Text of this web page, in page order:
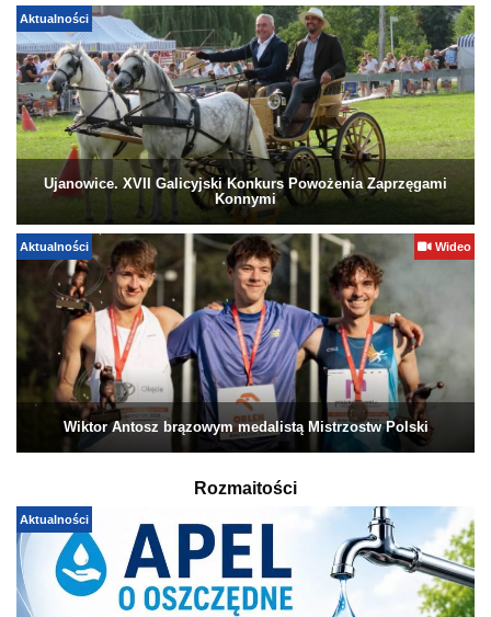
Aktualności
Ujanowice. XVII Galicyjski Konkurs Powożenia Zaprzęgami
Konnymi
Aktualności Wideo
Wiktor Antosz brązowym medalistą Mistrzostw Polski
Rozmaitości
Aktualności